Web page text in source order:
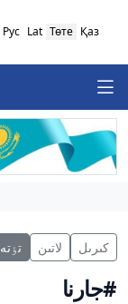
Қаз
Төте
Lat
Рус
كىرىل لاتىن تٶتە
#جارنا